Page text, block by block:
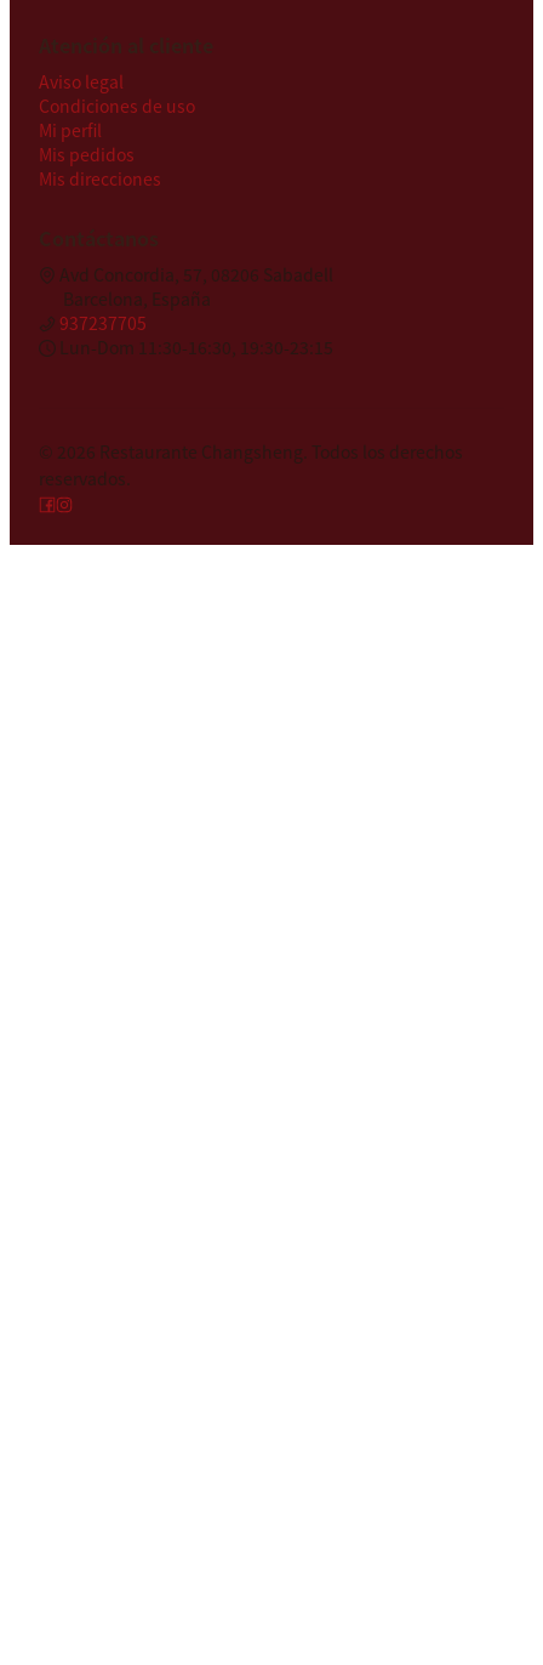
Aviso legal
Condiciones de uso
Mi perfil
Mis pedidos
Mis direcciones
Avd Concordia, 57, 08206 Sabadell
Barcelona, España
937237705
Lun-Dom 11:30-16:30, 19:30-23:15
© 2026 Restaurante Changsheng. Todos los derechos
reservados.